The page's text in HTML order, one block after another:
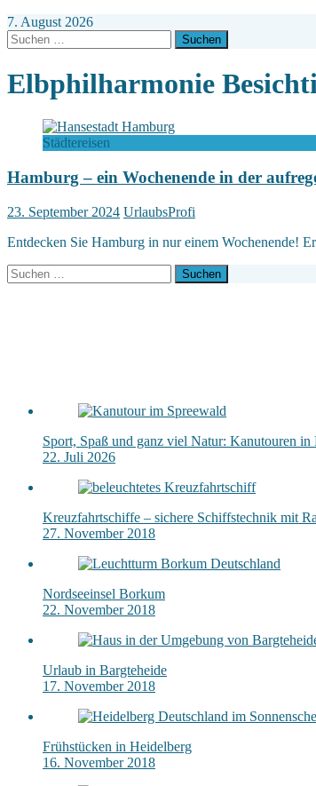
7. August 2026
Suchen
nach:
Elbphilharmonie
Städtereisen
Hamburg – ein Wochenende in der
23. September 2024 UrlaubsProfi
Entdecken Sie Hamburg in nur einem Wochenende!
Suchen
nach:
Sport, Spaß und ganz viel Natur: Kanutouren in
22. Juli 2026
Kreuzfahrtschiffe – sichere Schiffstechnik mit
27. November 2018
Nordseeinsel Borkum
22. November 2018
Urlaub in Bargteheide
17. November 2018
Frühstücken in Heidelberg
16. November 2018